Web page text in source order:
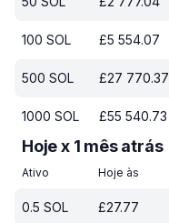
100 SOL £5 554.07
500 SOL £27 770.37
1000 SOL £55 540.73
Hoje x 1 mês atrás
Ativo Hoje às
0.5 SOL £27.77